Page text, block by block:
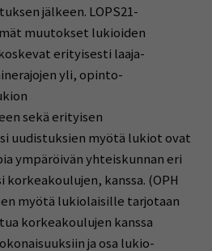
jälkeen. LOPS21-
muutokset lukioiden
erityisesti laaja-
yli, opinto-
sekä erityisen
uudistuksien myötä lukiot ovat
ympäröivän yhteiskunnan eri
kanssa. (OPH
myötä lukiolaisille tarjotaan
korkeakoulujen kanssa
ja osa lukio-